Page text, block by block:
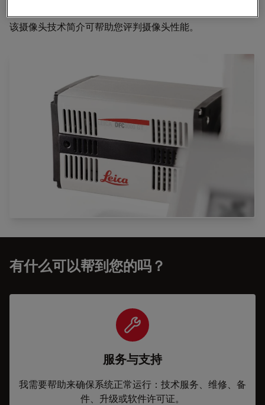
该摄像头技术简介可帮助您评判摄像头性能。
有什么可以帮到您的吗？
服务与支持
我需要帮助来确保系统正常运行：技术服务、维修、备
件、升级或软件许可证。